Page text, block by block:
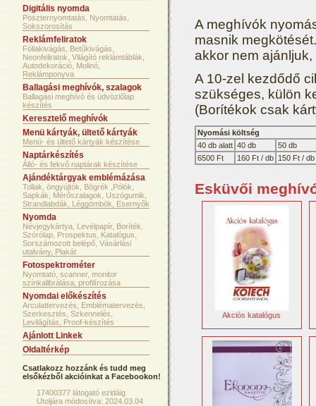
Digitális nyomda
Poszternyomtatás, Nyomtatás,
Sokszorosítás
Reklámfeliratok
Fóliakivágás, Betűkivágás,
Neonfeliratok, Világító reklámtáblák,
Autodekoráció, Molinó,
Reklámponyva
Ballagási meghívók, szalagok
Ballagási meghívó és üdvözlőlap
készítés
Keresztelő meghívók
Menü kártyák, ültető kártyák
Menü- és ültető kártyák készítése
Naptárkészítés
Álló- és fekvő naptárak készítése
Ajándéktárgyak emblémázása
Tollak, öngyújtók, Bögrék ,Pólók,
Sapkák, Mérőszalagok, Uszógumik,
Strandlabdák, Léggömbök, Esernyők
Nyomda
Névjegykártya, Levélpapír, Boríték,
Szórólap, Prospektus, Katalógus,
Sorszámozott belépő, Vásárlási
utalvány, Plakát
Fotospektrométer
Nyomtató, scanner, monitor
színkalibrálása, profilírozása
Nyomdai előkészítés
Arculattervezés, Emblématervezés,
Szerkesztés, Szkennelés,
Levilágítás, Proof-készítés
Ajánlott Linkek
Oldaltérkép
Csatlakozz hozzánk és tudd meg
elsőkézből akcióinkat a Facebookon!
17400377 látogató ezidáig
Utoljára módosítva: 2024.03.04
A meghívók
masnik
akkor nem
A 10-zel kezdődő
szükséges, külön
(Borítékok csak
Nyomási költség
40 db alatt 40 db
50 db
6500 Ft
160 Ft / db 150 Ft / db
Esküvői
Akciós katalógus